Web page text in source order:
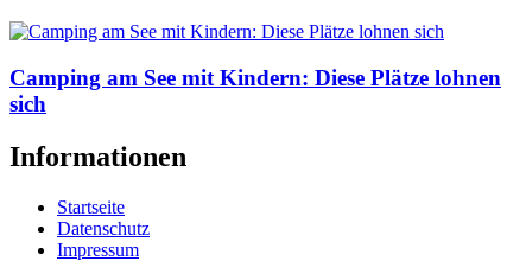
Camping am See mit Kindern: Diese Plätze lohnen
sich
Informationen
Startseite
Datenschutz
Impressum